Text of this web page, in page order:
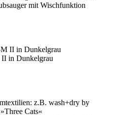
mit Wischfunktion
in Dunkelgrau